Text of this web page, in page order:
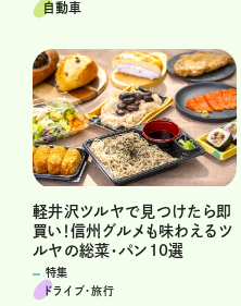
自動車
軽井沢ツルヤで見つけたら即
買い！信州グルメも味わえるツ
ルヤの総菜・パン10選
特集
ドライブ･旅行